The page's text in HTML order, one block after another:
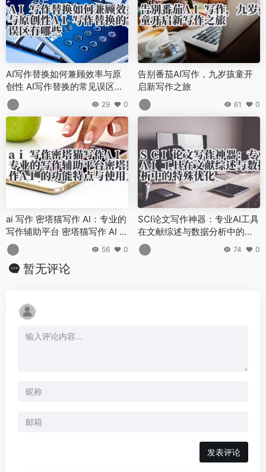
AI写作替换如何兼顾效率与原
创性 AI写作替换的常见误区有
哪些
29 0
告别番茄AI写作，九岁孩童开
启新写作之旅
61 0
ai 写作 密塔猫写作 AI：专业的
写作辅助平台 密塔猫写作 AI 的
功能特点与使用方法
56 0
SCI论文写作神器：专业AI工具
在文献综述与数据分析中的特
殊优化
74 0
暂无评论
发表评论